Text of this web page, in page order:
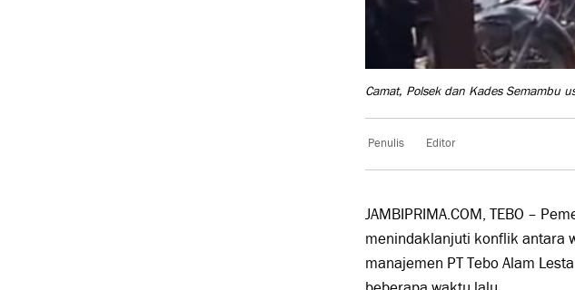
Camat, Polsek dan Kades Semambu
Penulis Editor
JAMBIPRIMA.COM, TEBO –
menindaklanjuti konflik antara
manajemen PT Tebo Alam